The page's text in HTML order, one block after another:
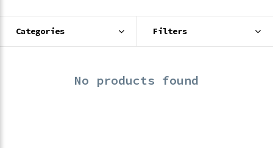
Categories Filters
No products found